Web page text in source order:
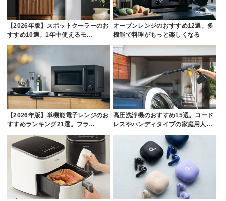
【2026年版】スポットクーラーのお
すすめ10選。1年中使えるモ…
オーブンレンジのおすすめ12選。多
機能で料理がもっと楽しくなる
【2026年版】単機能電子レンジのお
すすめランキング21選。フラ…
高圧洗浄機のおすすめ15選。コード
レスやハンディタイプの家庭用人…